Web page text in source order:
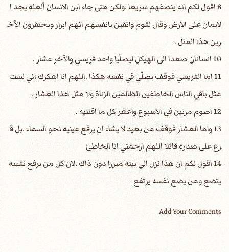
8 اقول لكم انه ينصفهم سريعا .ولكن متى جاء ابن الانسان ألعله يجد ا
لايمان على الارض وقال لقوم واثقين بانفسهم انهم ابرار ويحتقرون الآخ
رين هذا المثل .
10 انسانان صعدا الى الهيكل ليصلّيا واحد فريسي والآخر عشار .
11 اما الفريسي فوقف يصلّي في نفسه هكذا .اللهم انا اشكرك اني لست
مثل باقي الناس الخاطفين الظالمين الزناة ولا مثل هذا العشار .
12 اصوم مرتين في الاسبوع واعشر كل ما اقتنيه .
13 واما العشار فوقف من بعيد لا يشاء ان يرفع عينيه نحو السماء .بل ق
رع على صدره قائلا اللهم ارحمني انا الخاطئ
14 اقول لكم ان هذا نزل الى بيته مبررا دون ذاك .لان كل من يرفع نفسه
يتضع ومن يضع نفسه يرتفع
Add Your Comments